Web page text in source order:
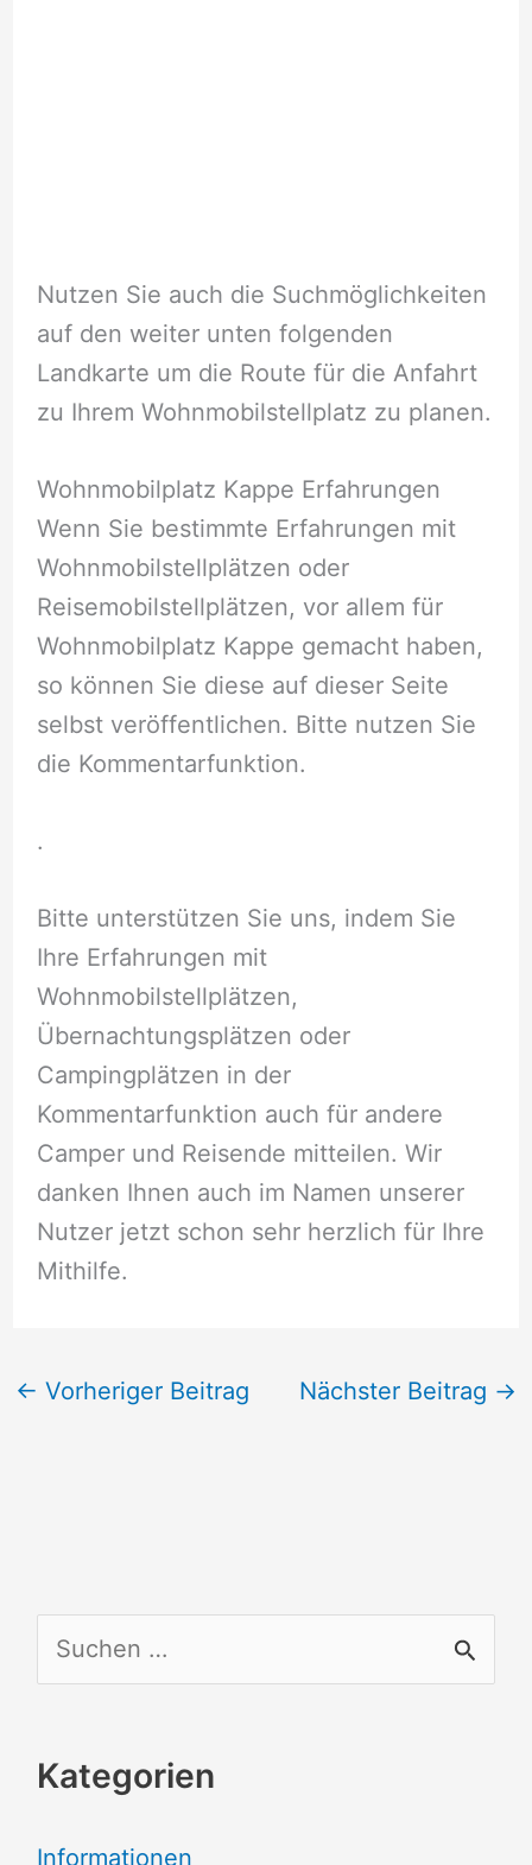
Nutzen Sie auch die Suchmöglichkeiten
auf den weiter unten folgenden
Landkarte um die Route für die Anfahrt
zu Ihrem Wohnmobilstellplatz zu planen.
Wohnmobilplatz Kappe Erfahrungen
Wenn Sie bestimmte Erfahrungen mit
Wohnmobilstellplätzen oder
Reisemobilstellplätzen, vor allem für
Wohnmobilplatz Kappe gemacht haben,
so können Sie diese auf dieser Seite
selbst veröffentlichen. Bitte nutzen Sie
die Kommentarfunktion.
.
Bitte unterstützen Sie uns, indem Sie
Ihre Erfahrungen mit
Wohnmobilstellplätzen,
Übernachtungsplätzen oder
Campingplätzen in der
Kommentarfunktion auch für andere
Camper und Reisende mitteilen. Wir
danken Ihnen auch im Namen unserer
Nutzer jetzt schon sehr herzlich für Ihre
Mithilfe.
← Vorheriger Beitrag Nächster Beitrag →
u
h
Kategorien
Informationen